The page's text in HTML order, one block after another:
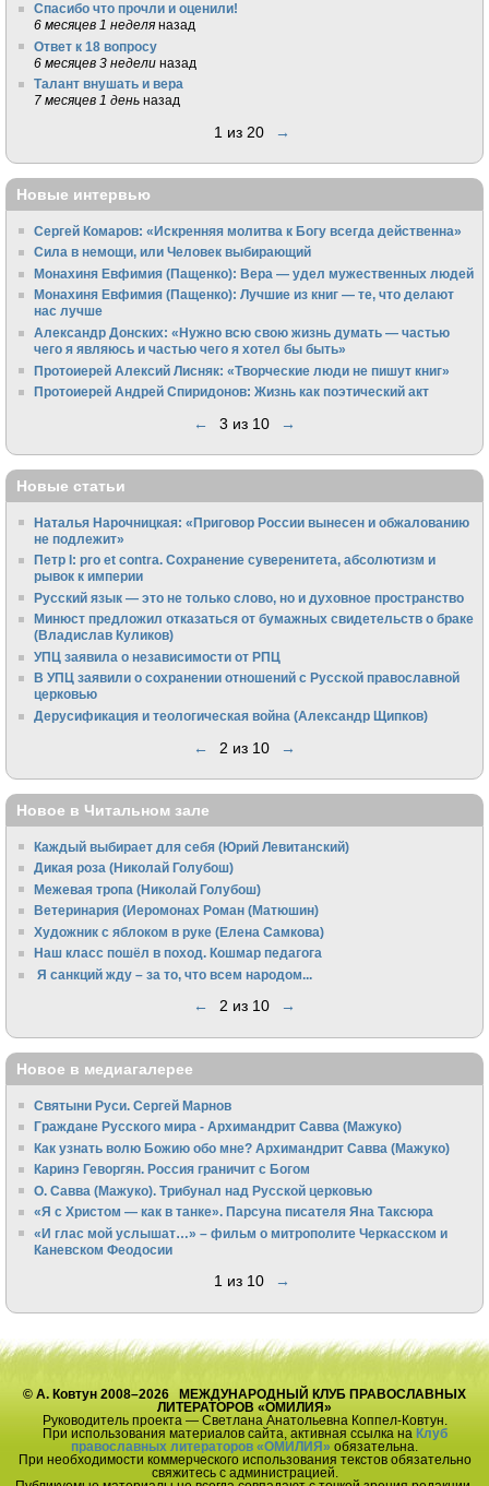
Спасибо что прочли и оценили!
6 месяцев 1 неделя назад
Ответ к 18 вопросу
6 месяцев 3 недели назад
Талант внушать и вера
7 месяцев 1 день назад
1 из 20 →
Новые интервью
Сергей Комаров: «Искренняя молитва к Богу всегда действенна»
Сила в немощи, или Человек выбирающий
Монахиня Евфимия (Пащенко): Вера — удел мужественных людей
Монахиня Евфимия (Пащенко): Лучшие из книг — те, что делают
нас лучше
Александр Донских: «Нужно всю свою жизнь думать — частью
чего я являюсь и частью чего я хотел бы быть»
Протоиерей Алексий Лисняк: «Творческие люди не пишут книг»
Протоиерей Андрей Спиридонов: Жизнь как поэтический акт
← 3 из 10 →
Новые статьи
Наталья Нарочницкая: «Приговор России вынесен и обжалованию
не подлежит»
Петр I: pro et contra. Сохранение суверенитета, абсолютизм и
рывок к империи
Русский язык — это не только слово, но и духовное пространство
Минюст предложил отказаться от бумажных свидетельств о браке
(Владислав Куликов)
УПЦ заявила о независимости от РПЦ
В УПЦ заявили о сохранении отношений с Русской православной
церковью
Дерусификация и теологическая война (Александр Щипков)
← 2 из 10 →
Новое в Читальном зале
Каждый выбирает для себя (Юрий Левитанский)
Дикая роза (Николай Голубош)
Межевая тропа (Николай Голубош)
Ветеринария (Иеромонах Роман (Матюшин)
Художник с яблоком в руке (Елена Самкова)
Наш класс пошёл в поход. Кошмар педагога
Я санкций жду – за то, что всем народом...
← 2 из 10 →
Новое в медиагалерее
Святыни Руси. Сергей Марнов
Граждане Русского мира - Архимандрит Савва (Мажуко)
Как узнать волю Божию обо мне? Архимандрит Савва (Мажуко)
Каринэ Геворгян. Россия граничит с Богом
О. Савва (Мажуко). Трибунал над Русской церковью
«Я с Христом — как в танке». Парсуна писателя Яна Таксюра
«И глас мой услышат…» – фильм о митрополите Черкасском и
Каневском Феодосии
1 из 10 →
© А. Ковтун 2008–2026 МЕЖДУНАРОДНЫЙ КЛУБ ПРАВОСЛАВНЫХ
ЛИТЕРАТОРОВ «ОМИЛИЯ»
Руководитель проекта — Светлана Анатольевна Коппел-Ковтун.
При использования материалов сайта, активная ссылка на Клуб
православных литераторов «ОМИЛИЯ» обязательна.
При необходимости коммерческого использования текстов обязательно
свяжитесь с администрацией.